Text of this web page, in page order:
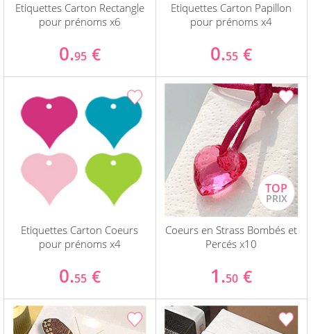
Etiquettes Carton Rectangle
pour prénoms x6
0.95 €
Etiquettes Carton Papillon
pour prénoms x4
0.55 €
Etiquettes Carton Coeurs
pour prénoms x4
0.55 €
Coeurs en Strass Bombés et
Percés x10
1.50 €